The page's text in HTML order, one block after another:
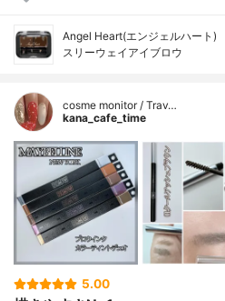
Angel Heart(エンジェルハート)
スリーウェイアイブロウ
cosme monitor / Trav…
kana_cafe_time
5.00